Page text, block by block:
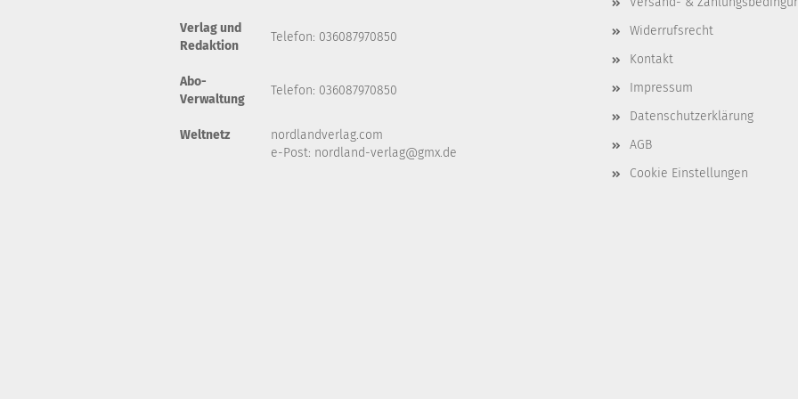
Verlag und
Redaktion
Telefon: 036087970850
Abo-
Verwaltung
Telefon: 036087970850
Weltnetz
nordlandverlag.com
e-Post: nordland-verlag@gmx.de
Widerrufsrecht
Kontakt
Impressum
Datenschutzerklärung
AGB
Cookie Einstellungen